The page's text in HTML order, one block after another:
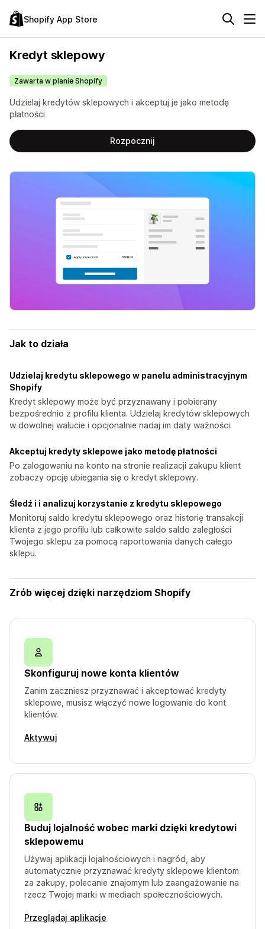
Shopify App Store
Kredyt sklepowy
Zawarta w planie Shopify
Udzielaj kredytów sklepowych i akceptuj je jako metodę
płatności
Rozpocznij
Jak to działa
Udzielaj kredytu sklepowego w panelu administracyjnym
Shopify
Kredyt sklepowy może być przyznawany i pobierany
bezpośrednio z profilu klienta. Udzielaj kredytów sklepowych
w dowolnej walucie i opcjonalnie nadaj im daty ważności.
Akceptuj kredyty sklepowe jako metodę płatności
Po zalogowaniu na konto na stronie realizacji zakupu klient
zobaczy opcję ubiegania się o kredyt sklepowy.
Śledź i i analizuj korzystanie z kredytu sklepowego
Monitoruj saldo kredytu sklepowego oraz historię transakcji
klienta z jego profilu lub całkowite saldo saldo zaległości
Twojego sklepu za pomocą raportowania danych całego
sklepu.
Zrób więcej dzięki narzędziom Shopify
Skonfiguruj nowe konta klientów
Zanim zaczniesz przyznawać i akceptować kredyty
sklepowe, musisz włączyć nowe logowanie do kont
klientów.
Aktywuj
Buduj lojalność wobec marki dzięki kredytowi
sklepowemu
Używaj aplikacji lojalnościowych i nagród, aby
automatycznie przyznawać kredyty sklepowe klientom
za zakupy, polecanie znajomym lub zaangażowanie na
rzecz Twojej marki w mediach społecznościowych.
Przeglądaj aplikacje